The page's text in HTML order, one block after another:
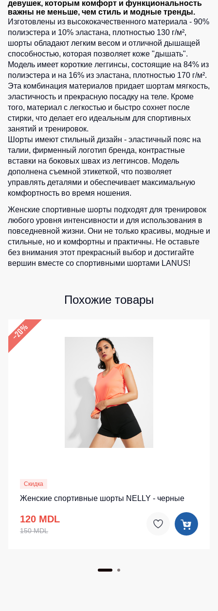
Детские
жилеты
Комбинезоны
Батники
/
Толстовки
Батники
на
молнии
Батники
Tours
Свитшоты
Женские
батники
Детские
батники
девушек, которым комфорт и функциональность
важны не меньше, чем стиль и модные тренды.
Изготовлены из высококачественного материала - 90%
полиэстера и 10% эластана, плотностью 130 г/м²,
шорты обладают легким весом и отличной дышащей
способностью, которая позволяет коже "дышать".
Модель имеет короткие леггинсы, состоящие на 84% из
полиэстера и на 16% из эластана, плотностью 170 г/м².
Эта комбинация материалов придает шортам мягкость,
эластичность и прекрасную посадку на теле. Кроме
того, материал с легкостью и быстро сохнет после
стирки, что делает его идеальным для спортивных
занятий и тренировок.
Шорты имеют стильный дизайн - эластичный пояс на
талии, фирменный логотип бренда, контрастные
вставки на боковых швах из леггинсов. Модель
дополнена съемной этикеткой, что позволяет
управлять деталями и обеспечивает максимальную
комфортность во время ношения.
Женские спортивные шорты подходят для тренировок
любого уровня интенсивности и для использования в
повседневной жизни. Они не только красивы, модные и
стильные, но и комфортны и практичны. Не оставьте
без внимания этот прекрасный выбор и достигайте
вершин вместе со спортивными шортами LANUS!
Похожие товары
–20%
Скидка
Женские спортивные шорты NELLY - черные
120 MDL
150 MDL